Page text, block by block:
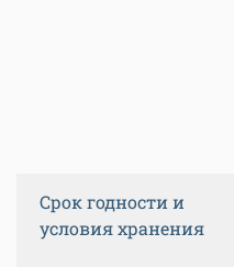
Срок годности и
условия хранения